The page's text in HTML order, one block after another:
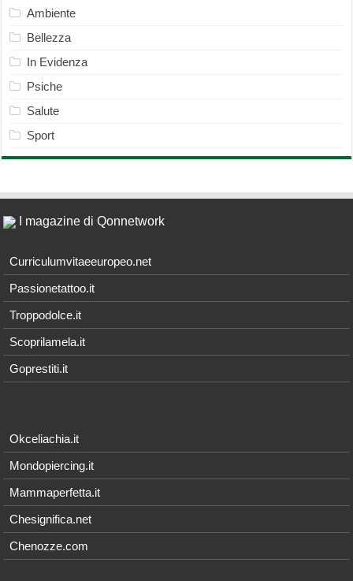
Ambiente
Bellezza
In Evidenza
Psiche
Salute
Sport
I magazine di Qonnetwork
Curriculumvitaeeuropeo.net
Passionetattoo.it
Troppodolce.it
Scoprilamela.it
Goprestiti.it
Okceliachia.it
Mondopiercing.it
Mammaperfetta.it
Chesignifica.net
Chenozze.com